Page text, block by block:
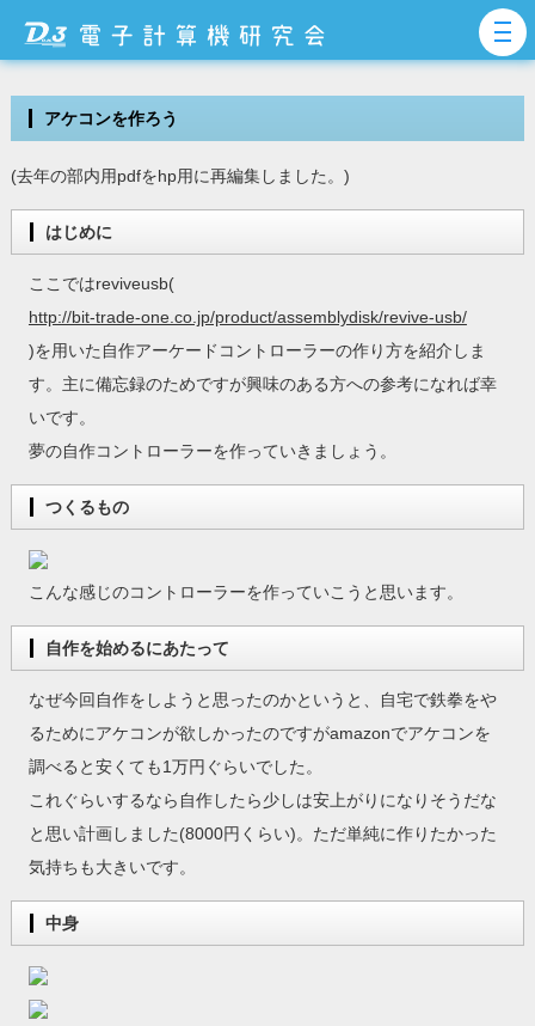
アケコンを作ろう
(去年の部内用pdfをhp用に再編集しました。)
はじめに
ここではreviveusb(
http://bit-trade-one.co.jp/product/assemblydisk/revive-usb/
)を用いた自作アーケードコントローラーの作り方を紹介しま
す。主に備忘録のためですが興味のある方への参考になれば幸
いです。
夢の自作コントローラーを作っていきましょう。
つくるもの
こんな感じのコントローラーを作っていこうと思います。
自作を始めるにあたって
なぜ今回自作をしようと思ったのかというと、自宅で鉄拳をや
るためにアケコンが欲しかったのですがamazonでアケコンを
調べると安くても1万円ぐらいでした。
これぐらいするなら自作したら少しは安上がりになりそうだな
と思い計画しました(8000円くらい)。ただ単純に作りたかった
気持ちも大きいです。
中身